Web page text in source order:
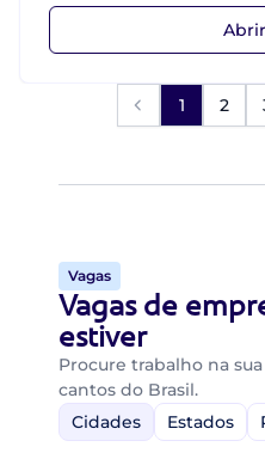
1 2
Vagas
Vagas de
estiver
Procure trabalho na
cantos do Brasil.
Cidades
Estados